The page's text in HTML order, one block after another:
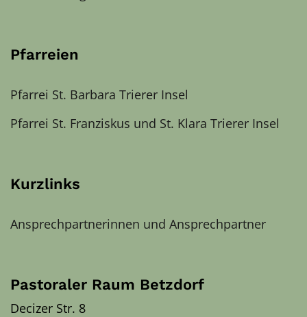
Pfarreien
Pfarrei St. Barbara Trierer Insel
Pfarrei St. Franziskus und St. Klara Trierer Insel
Kurzlinks
Ansprechpartnerinnen und Ansprechpartner
Pastoraler Raum Betzdorf
Decizer Str. 8